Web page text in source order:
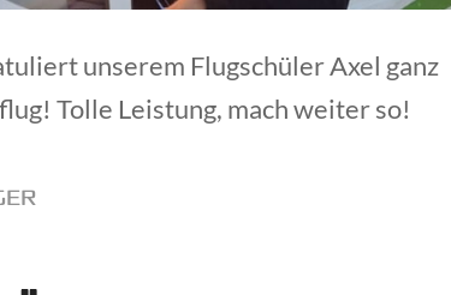
unserem Flugschüler Axel ganz
Tolle Leistung, mach weiter so!